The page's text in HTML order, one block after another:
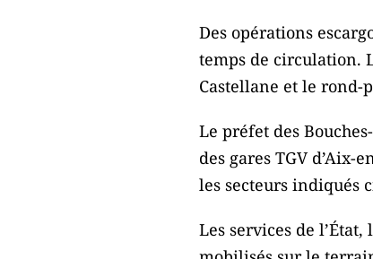
Des opérations
temps de circulation.
Castellane et le
Le préfet des
des gares TGV
les secteurs indiqués
Les services de